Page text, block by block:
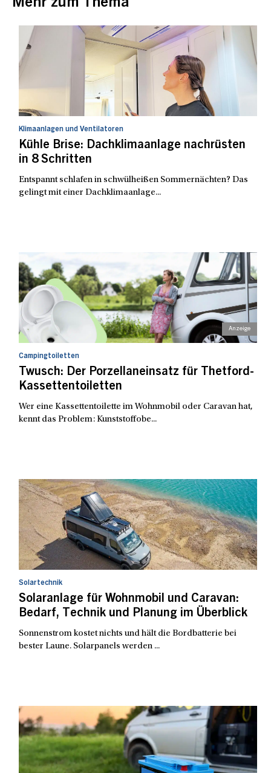
Mehr zum Thema
Klimaanlagen und Ventilatoren
Kühle Brise: Dachklimaanlage nachrüsten
in 8 Schritten
Entspannt schlafen in schwülheißen Sommernächten? Das
gelingt mit einer Dachklimaanlage...
Campingtoiletten
Twusch: Der Porzellaneinsatz für Thetford-
Kassettentoiletten
Wer eine Kassettentoilette im Wohnmobil oder Caravan hat,
kennt das Problem: Kunststoffobe...
Solartechnik
Solaranlage für Wohnmobil und Caravan:
Bedarf, Technik und Planung im Überblick
Sonnenstrom kostet nichts und hält die Bordbatterie bei
bester Laune. Solarpanels werden ...